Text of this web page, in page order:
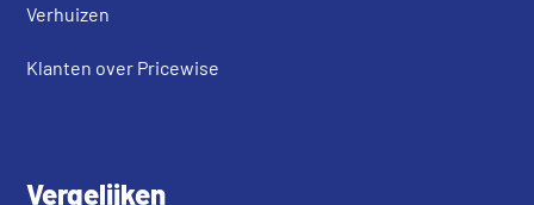
Verhuizen
Klanten over Pricewise
Vergelijken